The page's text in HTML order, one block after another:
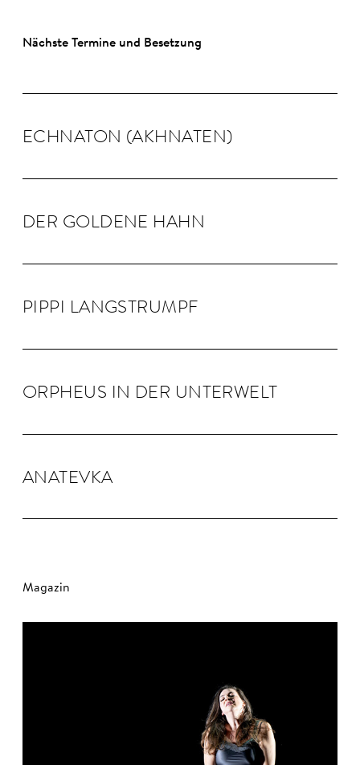
Nächste Termine und Besetzung
ECHNA­TON (AKHNA­TEN)
DER GOLDENE HAHN
PIPPI LANG­STRUMPF
OR­PHEUS IN DER UN­TER­WELT
ANA­TEVKA
Magazin